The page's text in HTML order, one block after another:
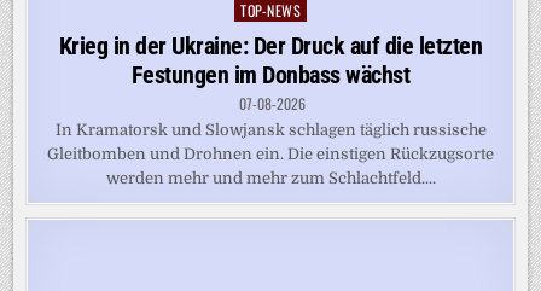
Posted
TOP-NEWS
Krieg in der Ukraine: Der Druck auf die letzten
Festungen im Donbass wächst
07-08-2026
In Kramatorsk und Slowjansk schlagen täglich russische
Gleitbomben und Drohnen ein. Die einstigen Rückzugsorte
werden mehr und mehr zum Schlachtfeld....